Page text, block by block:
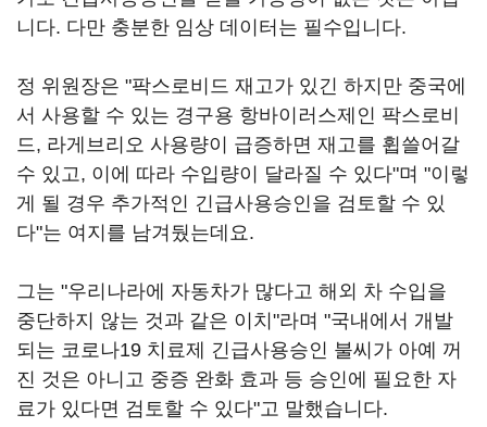
니다. 다만 충분한 임상 데이터는 필수입니다.
정 위원장은 "팍스로비드 재고가 있긴 하지만 중국에
서 사용할 수 있는 경구용 항바이러스제인 팍스로비
드, 라게브리오 사용량이 급증하면 재고를 휩쓸어갈
수 있고, 이에 따라 수입량이 달라질 수 있다"며 "이렇
게 될 경우 추가적인 긴급사용승인을 검토할 수 있
다"는 여지를 남겨뒀는데요.
그는 "우리나라에 자동차가 많다고 해외 차 수입을
중단하지 않는 것과 같은 이치"라며 "국내에서 개발
되는 코로나19 치료제 긴급사용승인 불씨가 아예 꺼
진 것은 아니고 중증 완화 효과 등 승인에 필요한 자
료가 있다면 검토할 수 있다"고 말했습니다.